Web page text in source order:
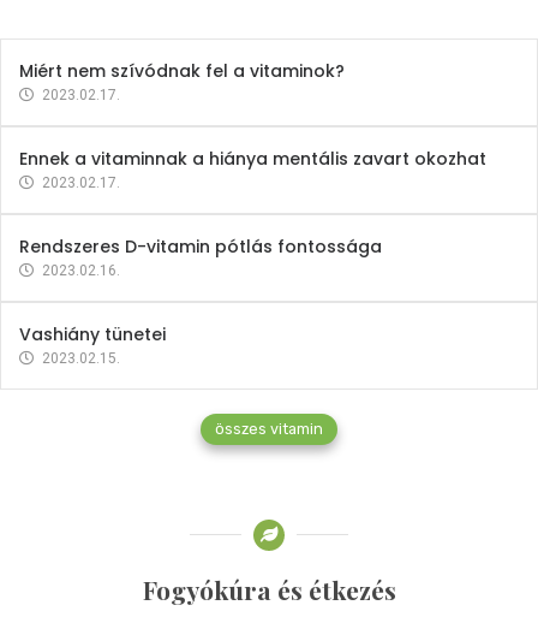
Miért nem szívódnak fel a vitaminok?
2023.02.17.
Ennek a vitaminnak a hiánya mentális zavart okozhat
2023.02.17.
Rendszeres D-vitamin pótlás fontossága
2023.02.16.
Vashiány tünetei
2023.02.15.
összes vitamin
Fogyókúra és étkezés